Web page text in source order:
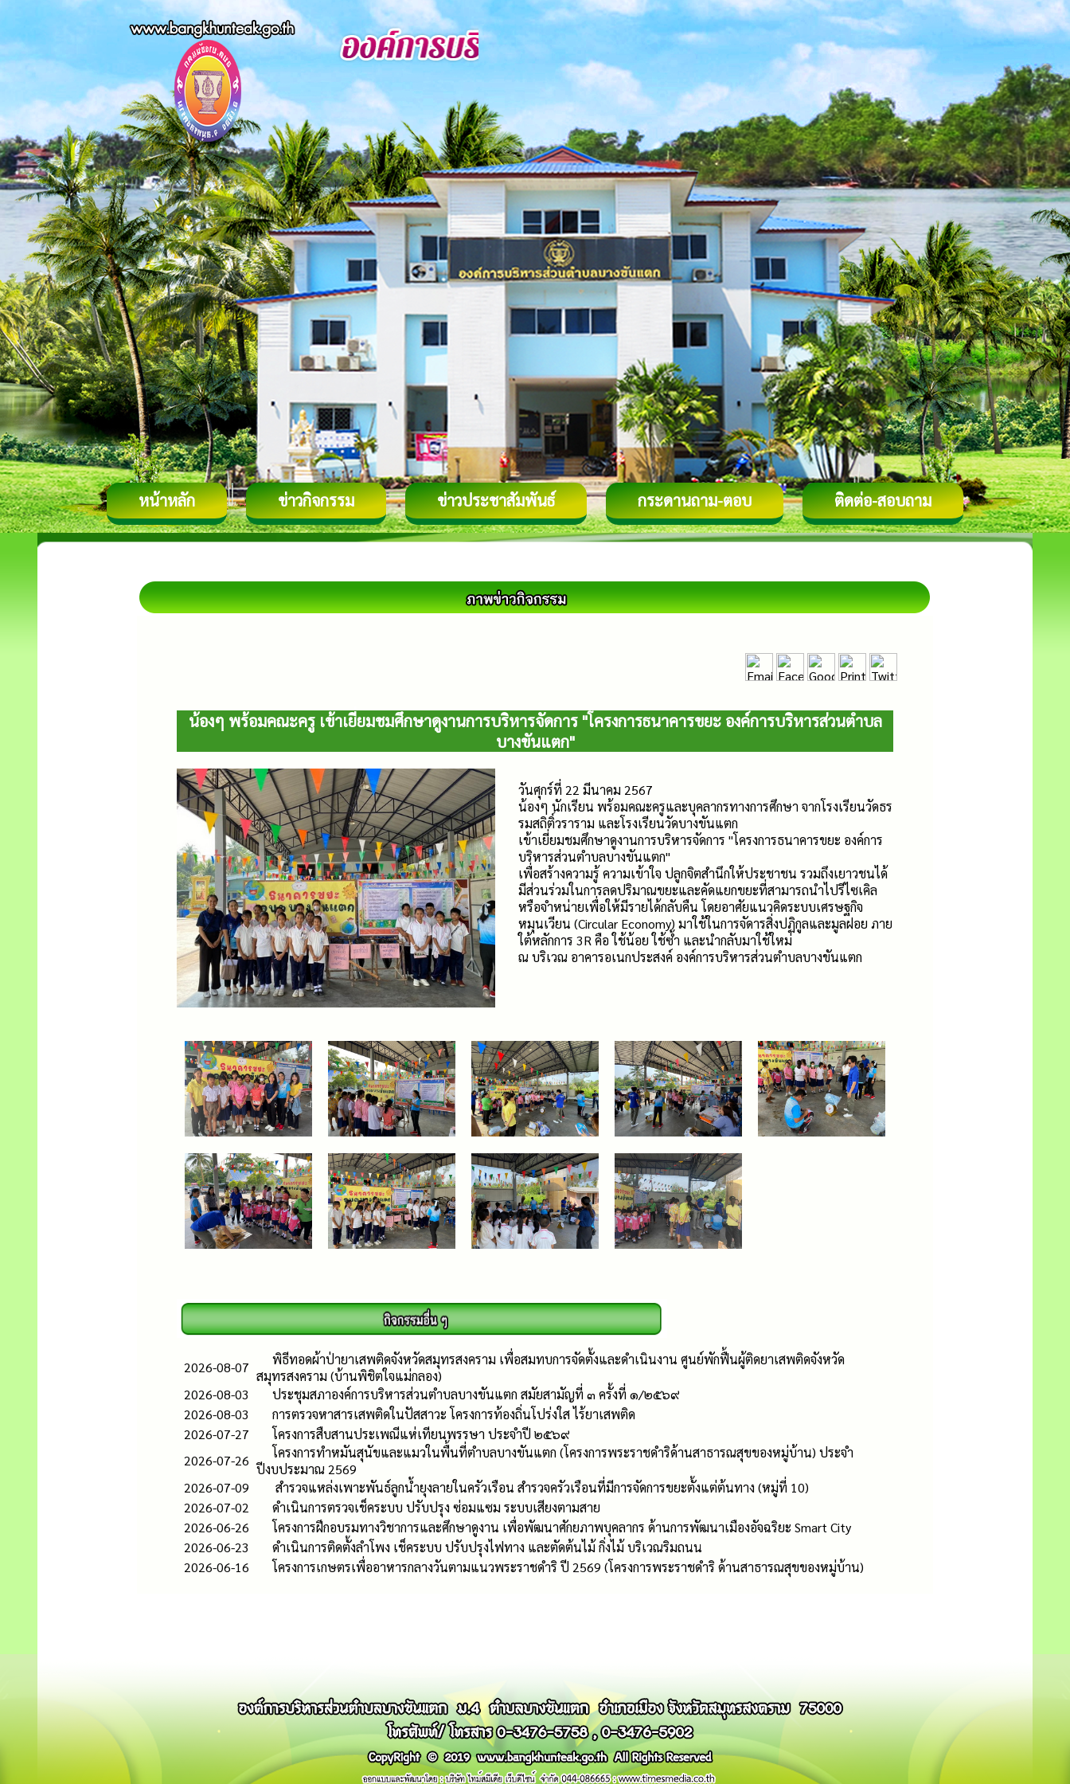
หน้าหลัก ข่าวกิจกรรม ข่าวประชาสัมพันธ์ กระดานถาม-ตอบ ติดต่อ-สอบถาม
น้องๆ พร้อมคณะครู เข้าเยี่ยมชมศึกษาดูงานการบริหารจัดการ "โครงการธนาคารขยะ องค์การบริหารส่วนตำบล
บางขันแตก"
วันศุกร์ที่ 22 มีนาคม 2567
น้องๆ นักเรียน พร้อมคณะครูและบุคลากรทางการศึกษา จากโรงเรียนวัดธร
รมสถิติ์วราราม และโรงเรียนวัดบางขันแตก
เข้าเยี่ยมชมศึกษาดูงานการบริหารจัดการ "โครงการธนาคารขยะ องค์การ
บริหารส่วนตำบลบางขันแตก"
เพื่อสร้างความรู้ ความเข้าใจ ปลูกจิตสำนึกให้ประชาชน รวมถึงเยาวชนได้
มีส่วนร่วมในการลดปริมาณขยะและคัดแยกขยะที่สามารถนำไปรีไซเคิล
หรือจำหน่ายเพื่อให้มีรายได้กลับคืน โดยอาศัยแนวคิดระบบเศรษฐกิจ
หมุนเวียน (Circular Economy) มาใช้ในการจัดารสิ่งปฏิกูลและมูลฝอย ภาย
ใต้หลักการ 3R คือ ใช้น้อย ใช้ซ้ำ และนำกลับมาใช้ใหม่
ณ บริเวณ อาคารอเนกประสงค์ องค์การบริหารส่วนตำบลบางขันแตก
2026-08-07
พิธีทอดผ้าป่ายาเสพติดจังหวัดสมุทรสงคราม เพื่อสมทบการจัดตั้งและดำเนินงาน ศูนย์พักฟื้นผู้ติดยาเสพติดจังหวัด
สมุทรสงคราม (บ้านพิชิตใจแม่กลอง)
2026-08-03
ประชุมสภาองค์การบริหารส่วนตำบลบางขันแตก สมัยสามัญที่ ๓ ครั้งที่ ๑/๒๕๖๙
2026-08-03
การตรวจหาสารเสพติดในปัสสาวะ โครงการท้องถิ่นโปร่งใส ไร้ยาเสพติด
2026-07-27
โครงการสืบสานประเพณีแห่เทียนพรรษา ประจำปี ๒๕๖๙
2026-07-26
โครงการทำหมันสุนัขและแมวในพื้นที่ตำบลบางขันแตก (โครงการพระราชดำริด้านสาธารณสุขของหมู่บ้าน) ประจำ
ปีงบประมาณ 2569
2026-07-09
สำรวจแหล่งเพาะพันธ์ลูกน้ำยุงลายในครัวเรือน สำรวจครัวเรือนที่มีการจัดการขยะตั้งแต่ต้นทาง (หมู่ที่ 10)
2026-07-02
ดำเนินการตรวจเช็คระบบ ปรับปรุง ซ่อมแซม ระบบเสียงตามสาย
2026-06-26
โครงการฝึกอบรมทางวิชาการและศึกษาดูงาน เพื่อพัฒนาศักยภาพบุคลากร ด้านการพัฒนาเมืองอัจฉริยะ Smart City
2026-06-23
ดำเนินการติดตั้งลำโพง เช็คระบบ ปรับปรุงไฟทาง และตัดต้นไม้ กิ่งไม้ บริเวณริมถนน
2026-06-16
โครงการเกษตรเพื่ออาหารกลางวันตามแนวพระราชดำริ ปี 2569 (โครงการพระราชดำริ ด้านสาธารณสุขของหมู่บ้าน)